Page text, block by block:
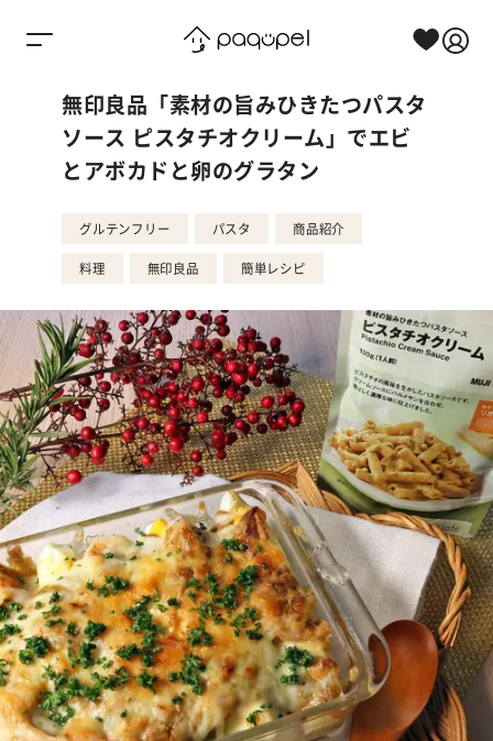
無印良品「素材の旨みひきたつパスタ
ソース ピスタチオクリーム」でエビ
とアボカドと卵のグラタン
グルテンフリー パスタ 商品紹介
料理 無印良品 簡単レシピ